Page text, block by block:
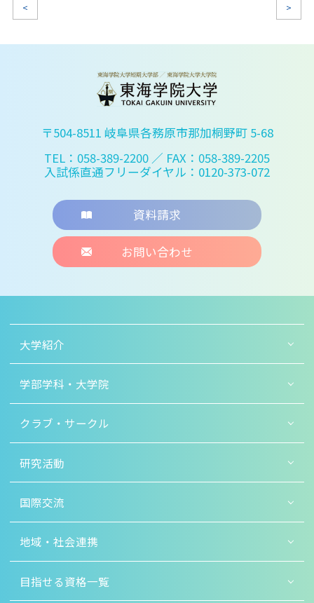
< >
〒504-8511 岐阜県各務原市那加桐野町 5-68
TEL：058-389-2200 ／ FAX：058-389-2205
入試係直通フリーダイヤル：0120-373-072
資料請求
お問い合わせ
大学紹介
学部学科・大学院
クラブ・サークル
研究活動
国際交流
地域・社会連携
目指せる資格一覧